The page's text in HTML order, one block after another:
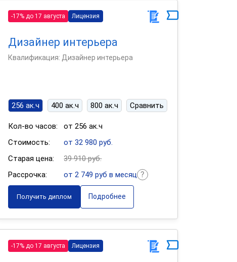
-17% до 17 августа Лицензия
Дизайнер интерьера
Квалификация: Дизайнер интерьера
256 ак.ч 400 ак.ч 800 ак.ч Сравнить
Кол-во часов:
от 256 ак.ч
Стоимость:
от 32 980 руб.
Старая цена:
39 910 руб.
Рассрочка:
от 2 749 руб в месяц
Получить диплом Подробнее
-17% до 17 августа Лицензия